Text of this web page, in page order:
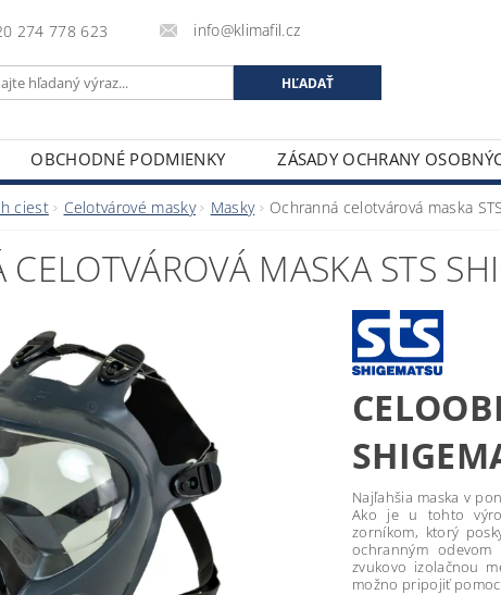
274 778 623 info@klimafil.cz
OBCHODNÉ PODMIENKY ZÁSADY OCHRANY
ciest Celotvárové masky Masky Ochranná celotvárová maska
MASKA STS
Najľahšia maska v
Ako je u tohto
zorníkom, ktorý
ochranným
zvukovo izolačnou
možno pripojiť